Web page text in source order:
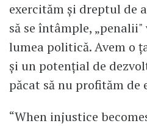
exercităm şi dreptul de
să se întâmple,
lumea politică. Avem o
şi un potenţial de
păcat să nu profităm de
“When injustice